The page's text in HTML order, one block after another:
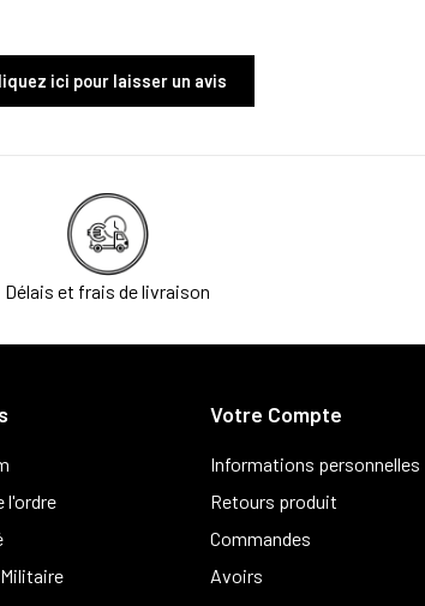
ici pour laisser un avis
Délais et frais de livraison
l'ordre
Votre Compte
Informations personnelles
Retours produit
Commandes
Avoirs